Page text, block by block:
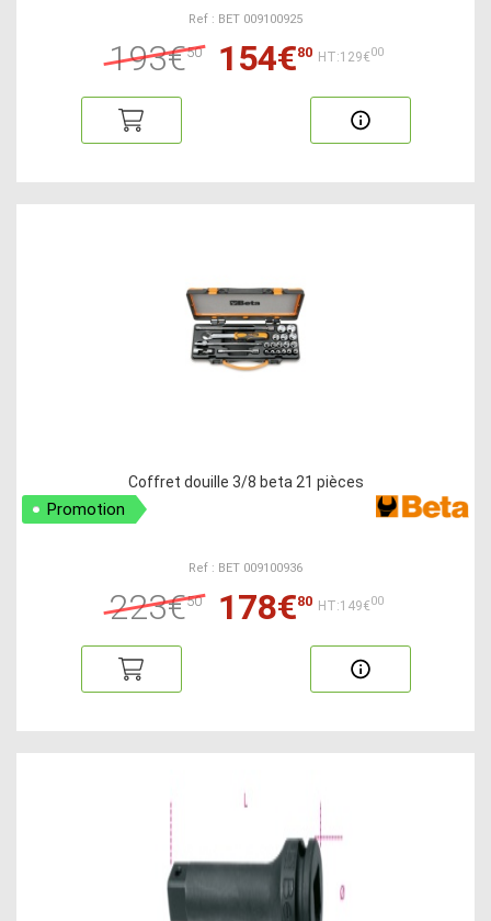
Ref : BET 009100925
193€50 154€80 HT:129€00
Coffret douille 3/8 beta 21 pièces
Promotion
Ref : BET 009100936
223€50 178€80 HT:149€00